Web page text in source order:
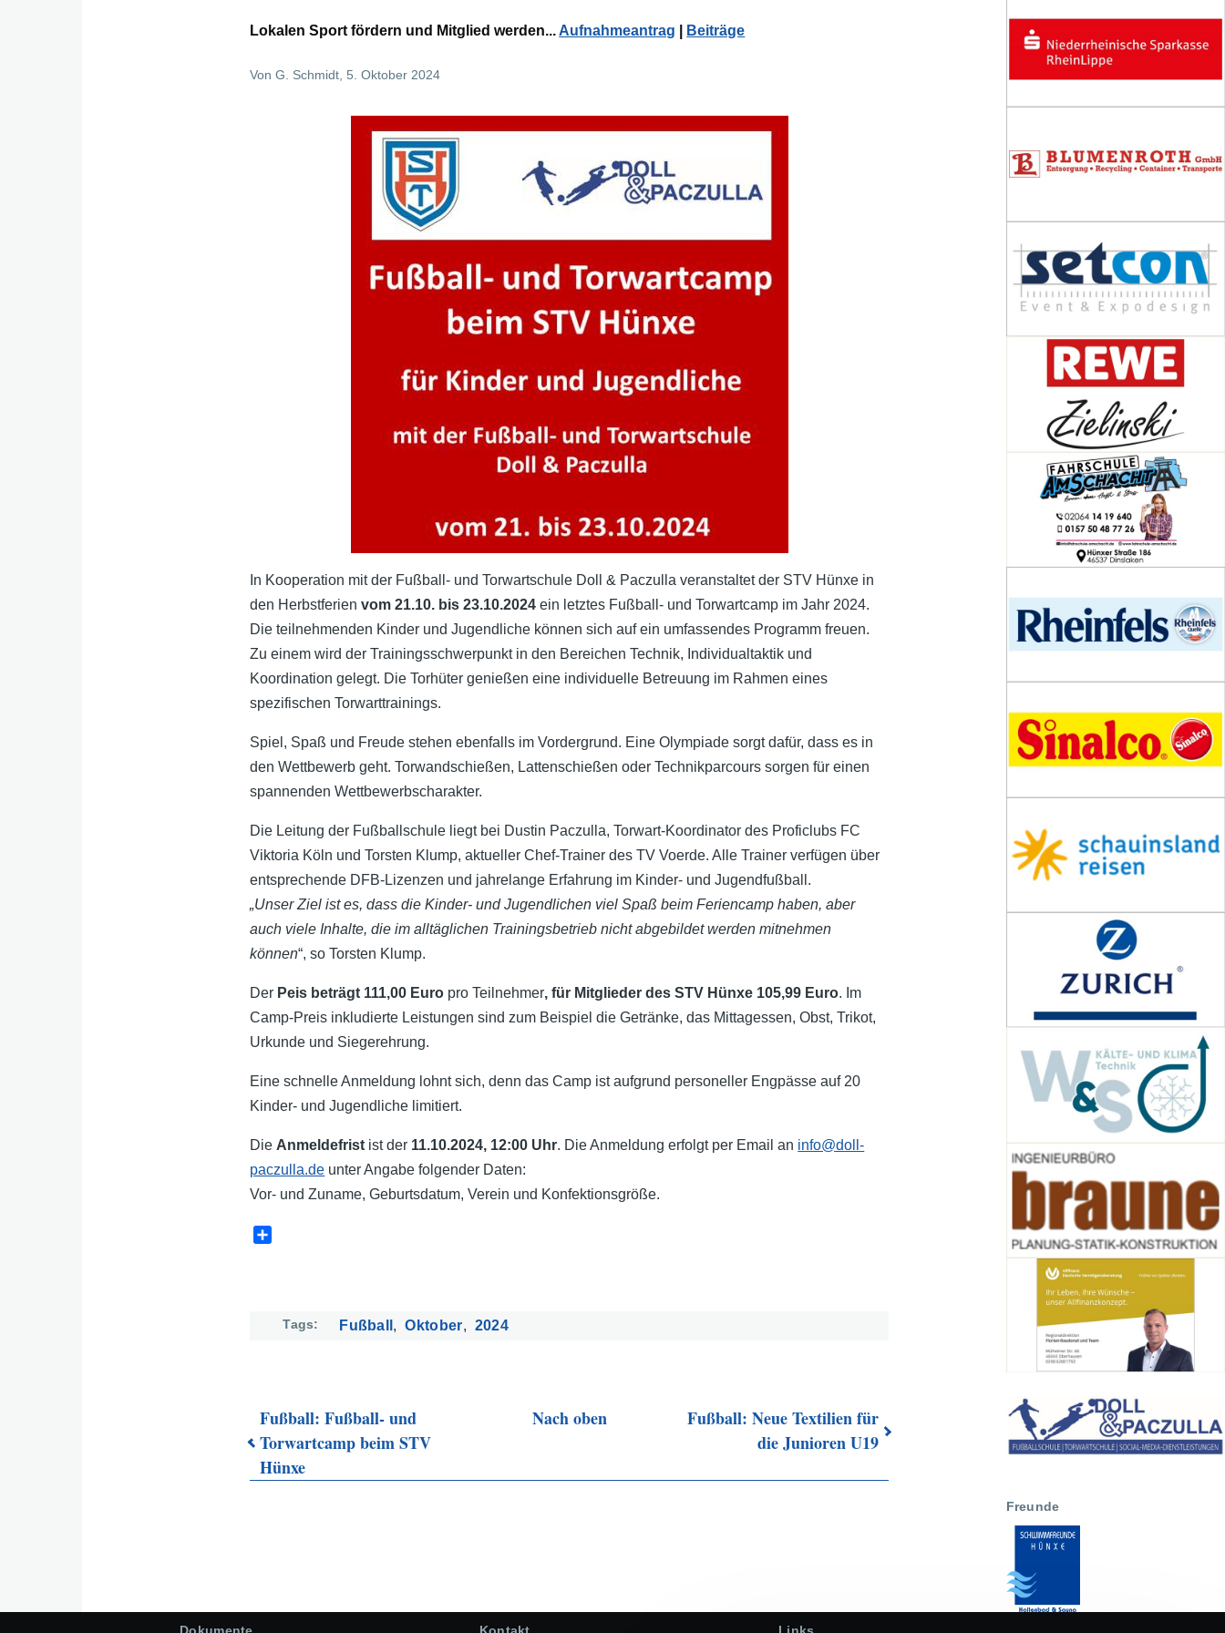
Lokalen Sport fördern und Mitglied werden... Aufnahmeantrag Beiträge
VonG. Schmidt, 5. Oktober 2024
In Kooperation mit der Fußball- und Torwartschule Doll & Paczulla veranstaltet der STV Hünxe in
den Herbstferienvom 21.10. bis 23.10.2024 ein letztes Fußball- und Torwartcamp im Jahr 2024.
Die teilnehmenden Kinder und Jugendliche können sich auf ein umfassendes Programm freuen.
Zu einem wird der Trainingsschwerpunkt in den Bereichen Technik, Individualtaktik und
Koordination gelegt. Die Torhüter genießen eine individuelle Betreuung im Rahmen eines
spezifischen Torwarttrainings.
Spiel, Spaß und Freude stehen ebenfalls im Vordergrund. Eine Olympiade sorgt dafür, dass es in
den Wettbewerb geht. Torwandschießen, Lattenschießen oder Technikparcours sorgen für einen
spannenden Wettbewerbscharakter.
Die Leitung der Fußballschule liegt bei Dustin Paczulla, Torwart-Koordinator des Proficlubs FC
Viktoria Köln und Torsten Klump, aktueller Chef-Trainer des TV Voerde. Alle Trainer verfügen über
entsprechende DFB-Lizenzen und jahrelange Erfahrung im Kinder- und Jugendfußball.
„Unser Ziel ist es, dass die Kinder- und Jugendlichen viel Spaß beim Feriencamp haben, aber
auch viele Inhalte, die im alltäglichen Trainingsbetrieb nicht abgebildet werden mitnehmen
können“, so Torsten Klump.
Der Peis beträgt 111,00 Euro pro Teilnehmer, für Mitglieder des STV Hünxe 105,99 Euro. Im
Camp-Preis inkludierte Leistungen sind zum Beispiel die Getränke, das Mittagessen, Obst, Trikot,
Urkunde und Siegerehrung.
Eine schnelle Anmeldung lohnt sich, denn das Camp ist aufgrund personeller Engpässe auf 20
Kinder- und Jugendliche limitiert.
Die Anmeldefrist ist der 11.10.2024, 12:00 Uhr. Die Anmeldung erfolgt per Email an info@doll-
paczulla.de unter Angabe folgender Daten:
Vor- und Zuname, Geburtsdatum, Verein und Konfektionsgröße.
Tags Fußball Oktober 2024
Links
Blättern
Fußball: Fußball- und
Torwartcamp beim STV
Hünxe
Nach oben
Fußball: Neue Textilien für
die Junioren U19
Freunde